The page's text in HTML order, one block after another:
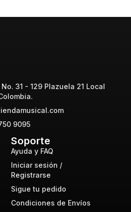
31 - 129 Plazuela 21 Local
9095
Soporte
Ayuda y FAQ
Iniciar sesión /
Registrarse
Sigue tu pedido
Condiciones de Envíos